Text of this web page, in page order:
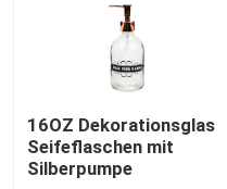
16OZ Dekorationsglas
Seifeflaschen mit
Silberpumpe